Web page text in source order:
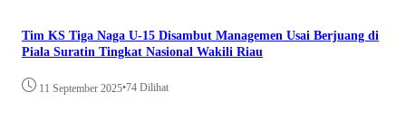
Tim KS Tiga Naga U-15 Disambut Managemen Usai Berjuang di
Piala Suratin Tingkat Nasional Wakili Riau
11 September 2025•74 Dilihat